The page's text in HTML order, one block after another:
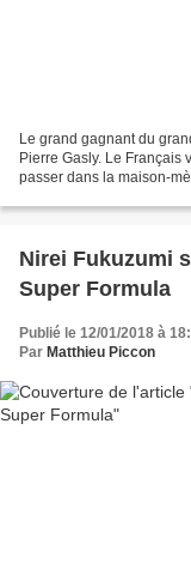
Le grand gagnant du
Pierre Gasly. Le Français
passer dans la maison-
Nirei Fukuzumi
Super Formula
Publié le 12/01/2018 à
Par Matthieu Piccon